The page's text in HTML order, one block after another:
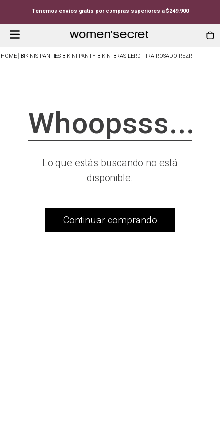
Tenemos envíos gratis por compras superiores a $249.900
BIKINIS-PANTIES-BIKINI-PANTY-BIKINI-BRASILERO-TIRA-ROSADO-REZR
Whoopsss...
Lo que estás buscando no está
disponible.
Continuar comprando